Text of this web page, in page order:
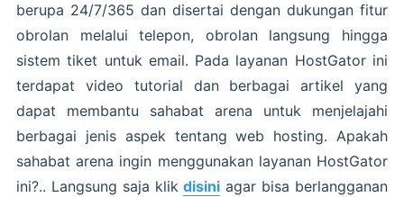
berupa 24/7/365 dan disertai dengan dukungan fitur
obrolan melalui telepon, obrolan langsung hingga
sistem tiket untuk email. Pada layanan HostGator ini
terdapat video tutorial dan berbagai artikel yang
dapat membantu sahabat arena untuk menjelajahi
berbagai jenis aspek tentang web hosting. Apakah
sahabat arena ingin menggunakan layanan HostGator
ini?.. Langsung saja klikdisini agar bisa berlangganan